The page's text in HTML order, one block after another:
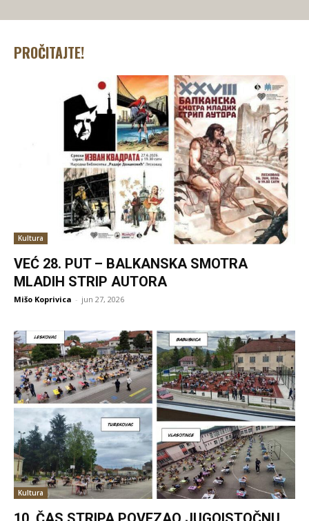
PROČITAJTE!
Kultura
VEĆ 28. PUT – BALKANSKA SMOTRA
MLADIH STRIP AUTORA
Mišo Koprivica - jun 27, 2026
Kultura